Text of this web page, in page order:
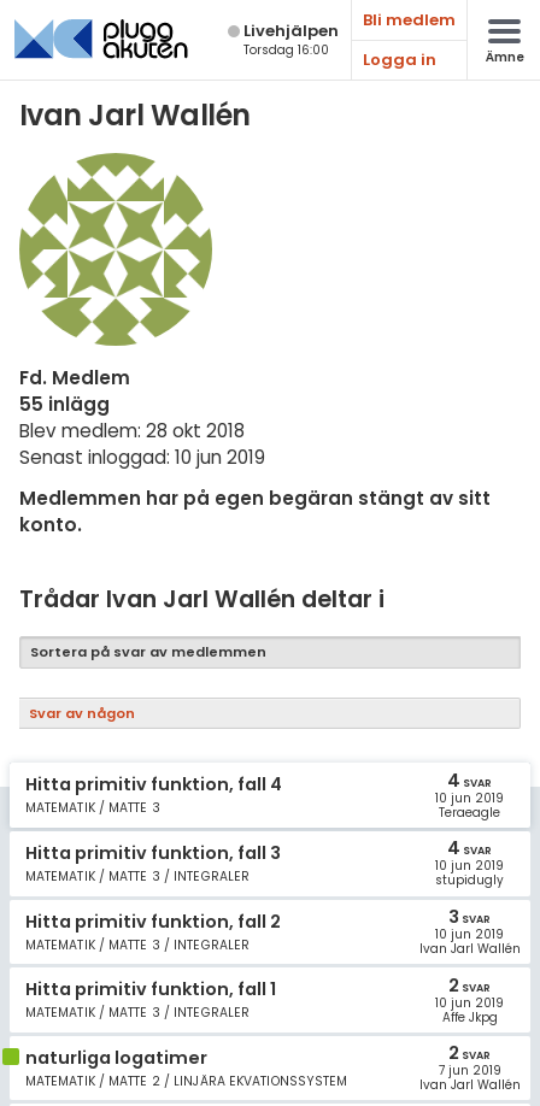
Live­hjälpen
Torsdag 16:00
Bli medlem
Logga in
Ämne
Ivan Jarl Wallén
Fd. Medlem
55 inlägg
Blev medlem: 28 okt 2018
Senast inloggad: 10 jun 2019
Medlemmen har på egen begäran stängt av sitt
konto.
Trådar Ivan Jarl Wallén deltar i
Sortera på svar av medlemmen
Svar av någon
Hitta primitiv funktion, fall 4
MATEMATIK / MATTE 3
4 SVAR
10 jun 2019
Teraeagle
Hitta primitiv funktion, fall 3
MATEMATIK / MATTE 3 / INTEGRALER
4 SVAR
10 jun 2019
stupidugly
Hitta primitiv funktion, fall 2
MATEMATIK / MATTE 3 / INTEGRALER
3 SVAR
10 jun 2019
Ivan Jarl Wallén
Hitta primitiv funktion, fall 1
MATEMATIK / MATTE 3 / INTEGRALER
2 SVAR
10 jun 2019
Affe Jkpg
naturliga logatimer
MATEMATIK / MATTE 2 / LINJÄRA EKVATIONSSYSTEM
2 SVAR
7 jun 2019
Ivan Jarl Wallén
Matematik
Fler språk
Ekonomi
Fler ämnen
Övriga diskussioner
3 inloggade
Om Pluggakuten
Allmänna villkor